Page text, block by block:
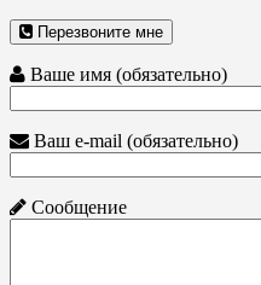
Перезвоните мне
Ваше имя (обязательно)
Ваш e-mail (обязательно)
Сообщение